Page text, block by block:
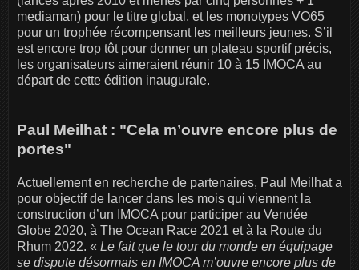
mediaman) pour le titre global, et les monotypes VO65
pour un trophée récompensant les meilleurs jeunes. S’il
est encore trop tôt pour donner un plateau sportif précis,
les organisateurs aimeraient réunir 10 à 15 IMOCA au
départ de cette édition inaugurale.
Paul Meilhat : "Cela m’ouvre encore plus de
portes"
Actuellement en recherche de partenaires, Paul Meilhat a
pour objectif de lancer dans les mois qui viennent la
construction d’un IMOCA pour participer au Vendée
Globe 2020, à The Ocean Race 2021 et à la Route du
Rhum 2022. « Le fait que le tour du monde en équipage
se dispute désormais en IMOCA m’ouvre encore plus de